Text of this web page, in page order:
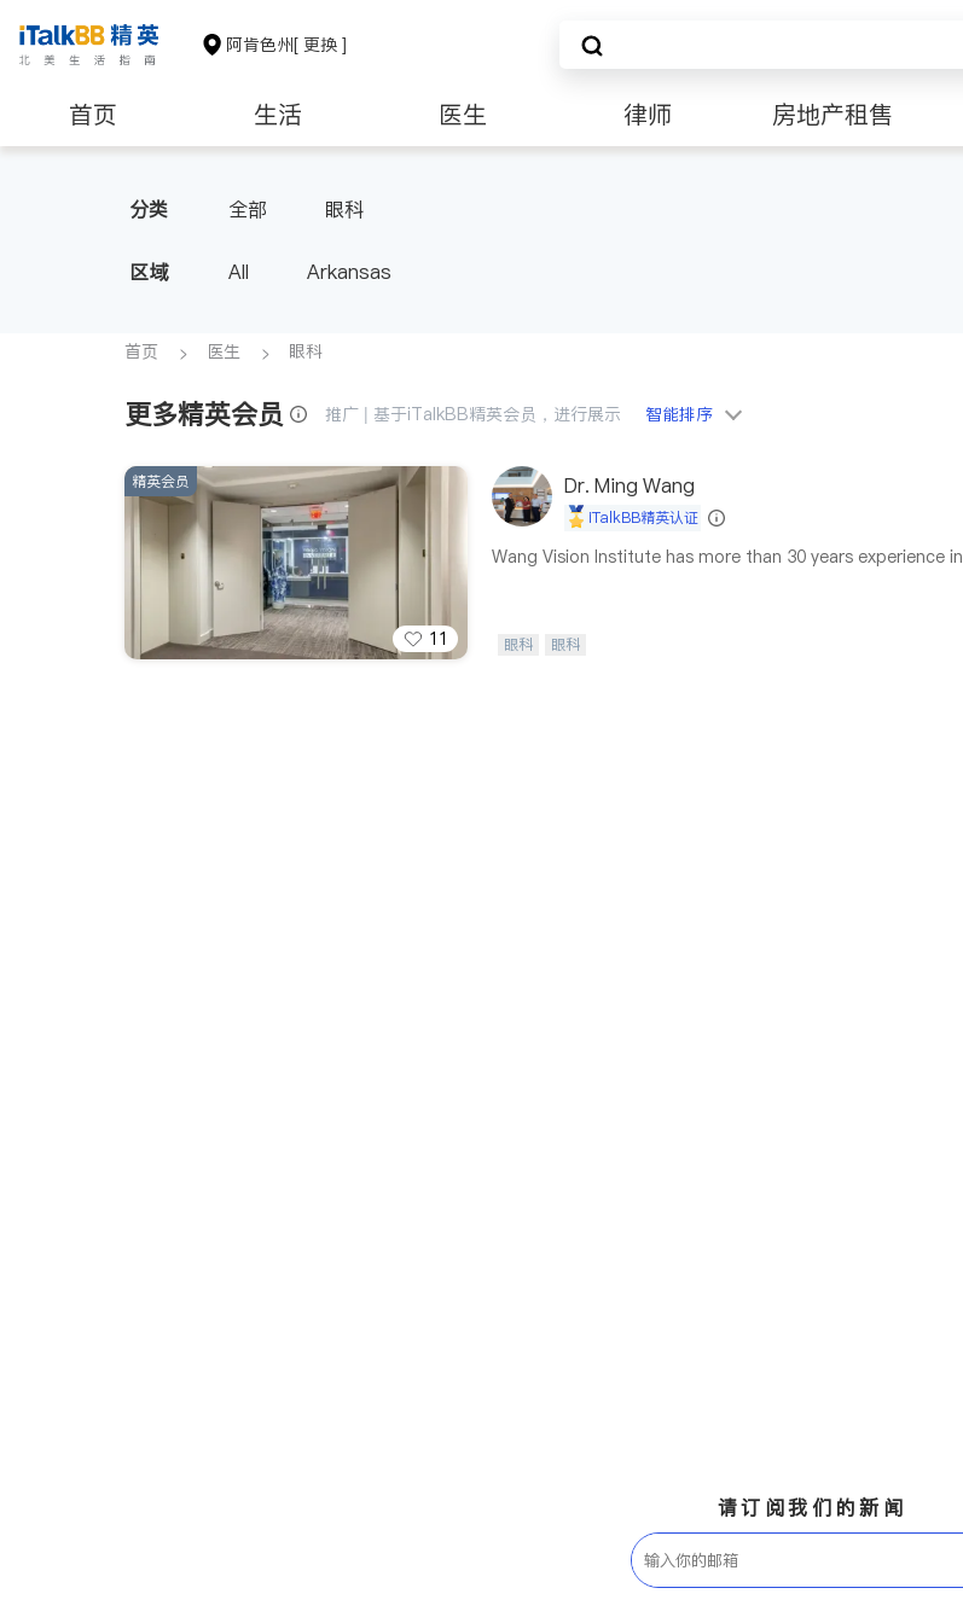
阿肯色州[ 更换 ]
首页 生活 医生 律师 房地产租售
分类 全部 眼科
区域 All Arkansas
首页 医生 眼科
更多精英会员 推广 | 基于iTalkBB精英会员，进行展示 智能排序
11
精英会员 Dr. Ming Wang
iTalkBB精英认证
Wang Vision Institute has more than 30 years experience in
眼科 眼科
请订阅我们的新闻